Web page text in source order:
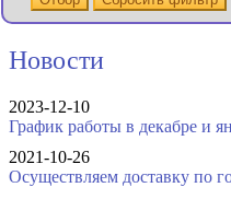
Новости
2023-12-10
График работы в декабре и
2021-10-26
Осуществляем доставку по